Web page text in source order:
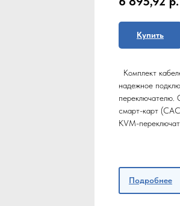
Купить
Комплект
надежное
переключателю.
смарт-карт
KVM-
Подробнее